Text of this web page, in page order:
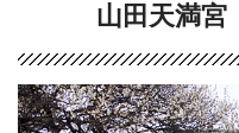
山田天満宮